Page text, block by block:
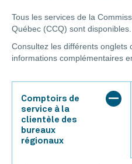
Tous les services de la
Québec (CCQ) sont disponibles.
Consultez les différents onglets
informations complémentaires
Comptoirs de
service à la
clientèle des
bureaux
régionaux